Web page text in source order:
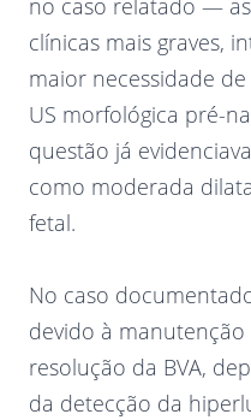
no caso relatado —
clínicas mais graves,
maior necessidade
US morfológica pré-
questão já
como moderada
fetal.
No caso
devido à
resolução da BVA,
da detecção da